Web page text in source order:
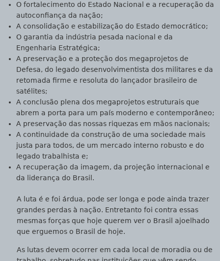
O fortalecimento do Estado Nacional e a recuperação da
autoconfiança da nação;
A consolidação e estabilização do Estado democrático;
O garantia da indústria pesada nacional e da
Engenharia Estratégica;
A preservação e a proteção dos megaprojetos de
Defesa, do legado desenvolvimentista dos militares e da
retomada firme e resoluta do lançador brasileiro de
satélites;
A conclusão plena dos megaprojetos estruturais que
abrem a porta para um país moderno e contemporâneo;
A preservação das nossas riquezas em mãos nacionais;
A continuidade da construção de uma sociedade mais
justa para todos, de um mercado interno robusto e do
legado trabalhista e;
A recuperação da imagem, da projeção internacional e
da liderança do Brasil.
A luta é e foi árdua, pode ser longa e pode ainda trazer
grandes perdas à nação. Entretanto foi contra essas
mesmas forças que hoje querem ver o Brasil ajoelhado
que erguemos o Brasil de hoje.
As lutas devem ocorrer em cada local de moradia ou de